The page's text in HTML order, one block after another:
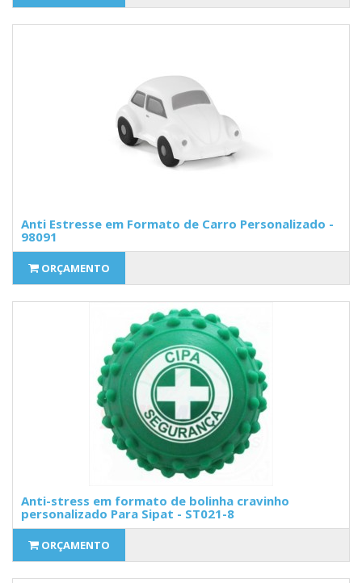
Anti Estresse em Formato de Carro Personalizado -
98091
ORÇAMENTO
Anti-stress em formato de bolinha cravinho
personalizado Para Sipat - ST021-8
ORÇAMENTO